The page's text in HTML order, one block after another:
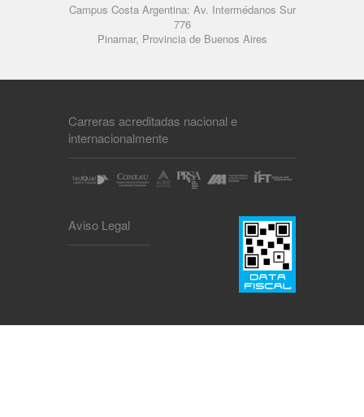
Campus Costa Argentina: Av. Intermédanos Sur
776
Pinamar, Provincia de Buenos Aires
Carreras acreditadas nacional e
internacionalmente
Aviso Legal